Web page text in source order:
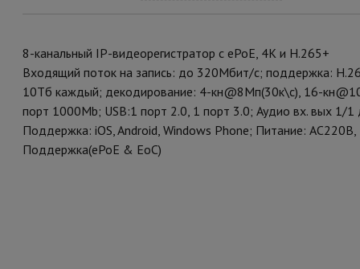
8-канальный IP-видеорегистратор с ePoE, 4K и H.265+
Входящий поток на запись: до 320Мбит/с; поддержка:
10Тб каждый; декодирование: 4-кн@8Мп(30к\с), 16-
порт 1000Mb; USB:1 порт 2.0, 1 порт 3.0; Аудио вх. вых 1/1
Поддержка: iOS, Android, Windows Phone; Питание:
Поддержка(ePoE & EoC)